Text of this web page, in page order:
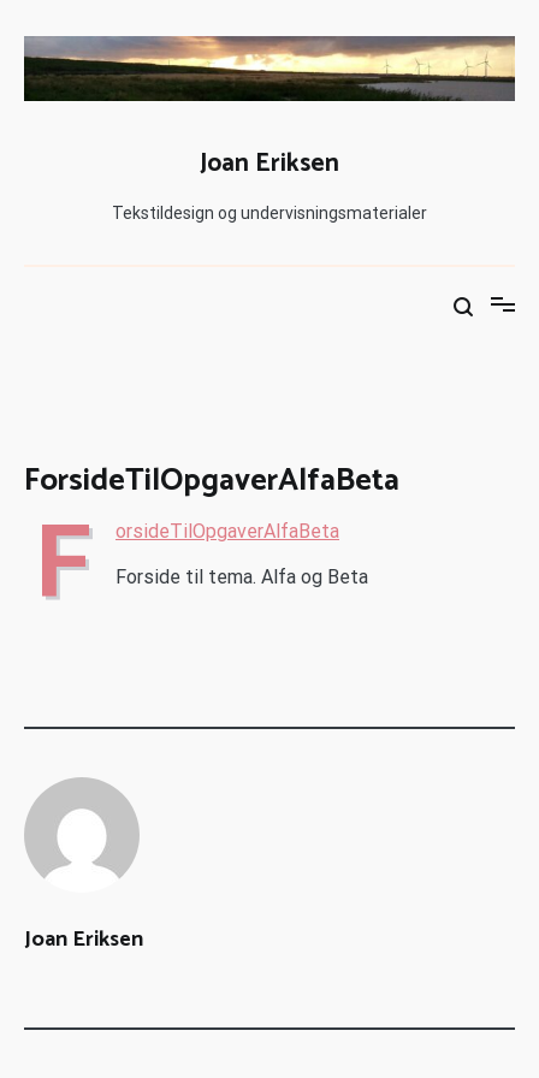
Joan Eriksen
Tekstildesign og undervisningsmaterialer
ForsideTilOpgaverAlfaBeta
F
orsideTilOpgaverAlfaBeta
Forside til tema. Alfa og Beta
Joan Eriksen